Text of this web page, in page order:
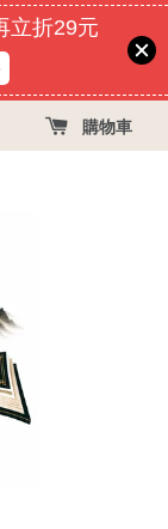
立折29元
購物車